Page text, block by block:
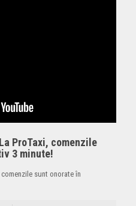
ProTaxi, comenzile
3 minute!
sunt onorate în